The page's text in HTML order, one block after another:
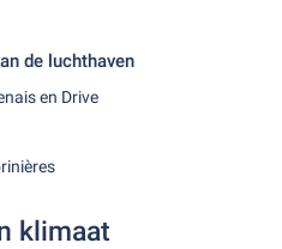
de luchthaven
en Drive
klimaat